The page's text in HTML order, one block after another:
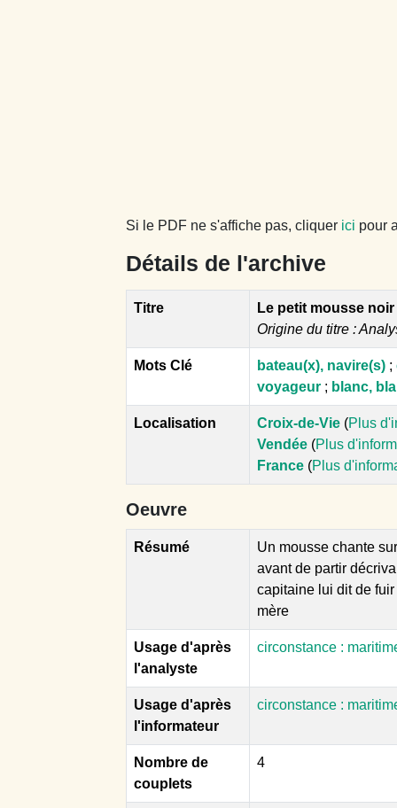
Si le PDF ne s'affiche pas, cliquer ici pour
Détails de l'archive
Titre
Le petit mousse noir
Origine du titre :
Mots Clé bateau(x), navire(s) ;
voyageur ; blanc,
Localisation Croix-de-Vie (Plus
Vendée (Plus
France (Plus
Oeuvre
Résumé
Un mousse chante
avant de partir
capitaine lui dit de
mère
Usage d'après
l'analyste
circonstance :
Usage d'après
l'informateur
circonstance :
Nombre de
couplets
4